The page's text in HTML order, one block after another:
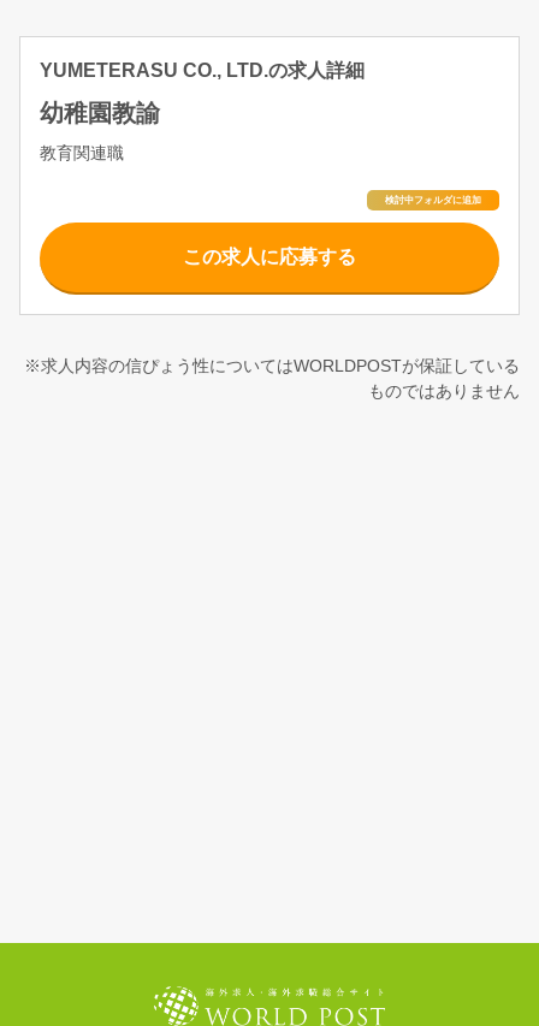
YUMETERASU CO., LTD.の求人詳細
幼稚園教諭
教育関連職
この求人に応募する
※求人内容の信ぴょう性についてはWORLDPOSTが保証している
ものではありません